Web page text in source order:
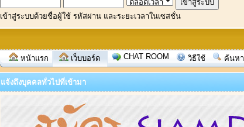
เข้าสู่ระบบด้วยชื่อผู้ใช้ รหัสผ่าน และระยะเวลาในเซสชั่น
หน้าแรก เว็บบอร์ด CHAT ROOM วิธีใช้ ค้นหา
แจ้งถึงบุคคลทั่วไปที่เข้ามา